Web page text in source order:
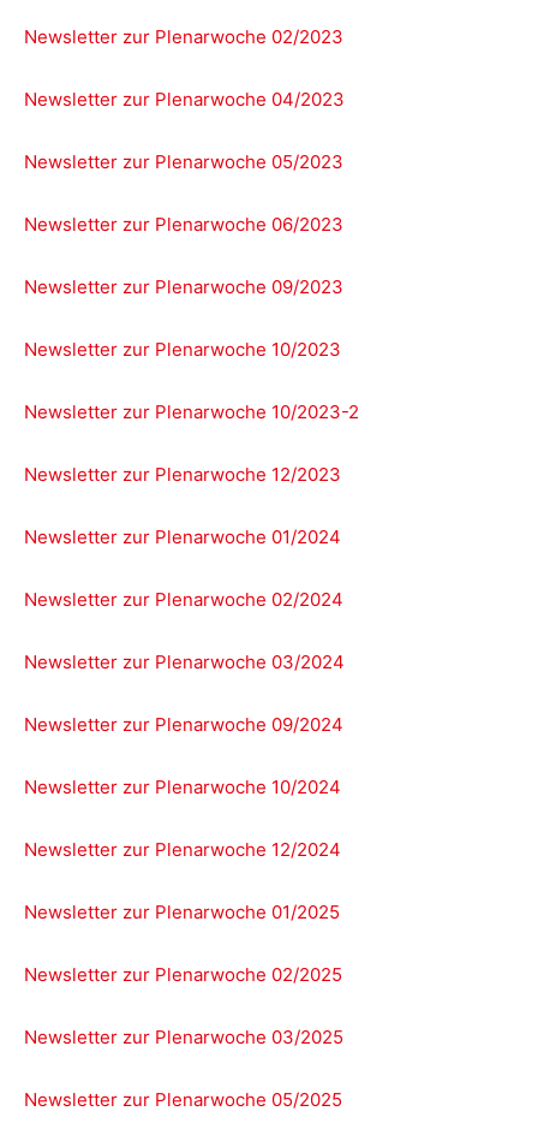
Newsletter zur Plenarwoche 02/2023
Newsletter zur Plenarwoche 04/2023
Newsletter zur Plenarwoche 05/2023
Newsletter zur Plenarwoche 06/2023
Newsletter zur Plenarwoche 09/2023
Newsletter zur Plenarwoche 10/2023
Newsletter zur Plenarwoche 10/2023-2
Newsletter zur Plenarwoche 12/2023
Newsletter zur Plenarwoche 01/2024
Newsletter zur Plenarwoche 02/2024
Newsletter zur Plenarwoche 03/2024
Newsletter zur Plenarwoche 09/2024
Newsletter zur Plenarwoche 10/2024
Newsletter zur Plenarwoche 12/2024
Newsletter zur Plenarwoche 01/2025
Newsletter zur Plenarwoche 02/2025
Newsletter zur Plenarwoche 03/2025
Newsletter zur Plenarwoche 05/2025